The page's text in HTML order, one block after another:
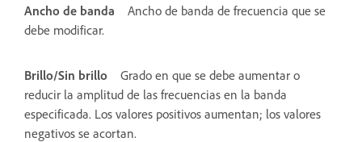
Ancho de banda
Ancho de banda de frecuencia que se
debe modificar.
Brillo/Sin brillo
Grado en que se debe aumentar o
reducir la amplitud de las frecuencias en la banda
especificada. Los valores positivos aumentan; los valores
negativos se acortan.